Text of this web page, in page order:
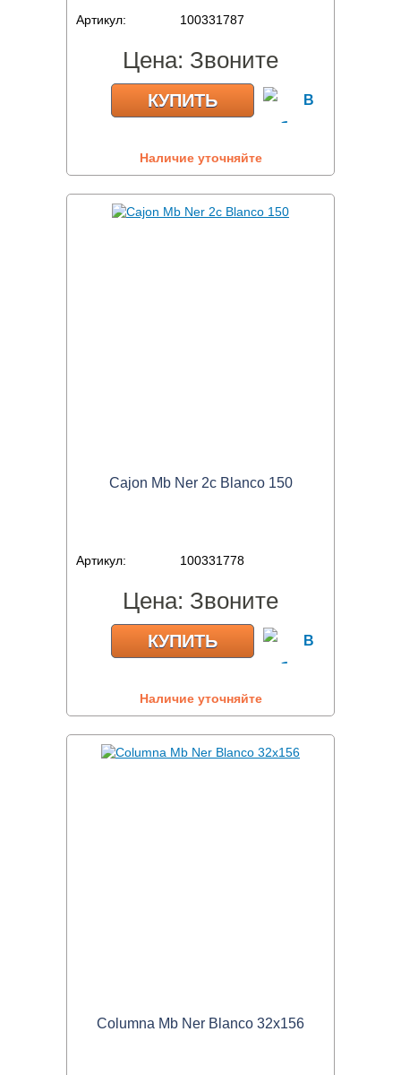
Артикул: 100331787
Цена: Звоните
КУПИТЬ
Наличие уточняйте
Cajon Mb Ner 2c Blanco 150
Артикул: 100331778
Цена: Звоните
КУПИТЬ
Наличие уточняйте
Columna Mb Ner Blanco 32x156